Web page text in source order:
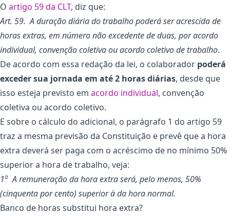
O artigo 59 da CLT, diz que:
Art. 59. A duração diária do trabalho poderá ser acrescida de
horas extras, em número não excedente de duas, por acordo
individual, convenção coletiva ou acordo coletivo de trabalho.
De acordo com essa redação da lei, o colaborador poderá
exceder sua jornada em até 2 horas diárias, desde que
isso esteja previsto em acordo individual, convenção
coletiva ou acordo coletivo.
E sobre o cálculo do adicional, o parágrafo 1 do artigo 59
traz a mesma previsão da Constituição e prevê que a hora
extra deverá ser paga com o acréscimo de no mínimo 50%
superior a hora de trabalho, veja:
1o A remuneração da hora extra será, pelo menos, 50%
(cinquenta por cento) superior à da hora normal.
Banco de horas substitui hora extra?